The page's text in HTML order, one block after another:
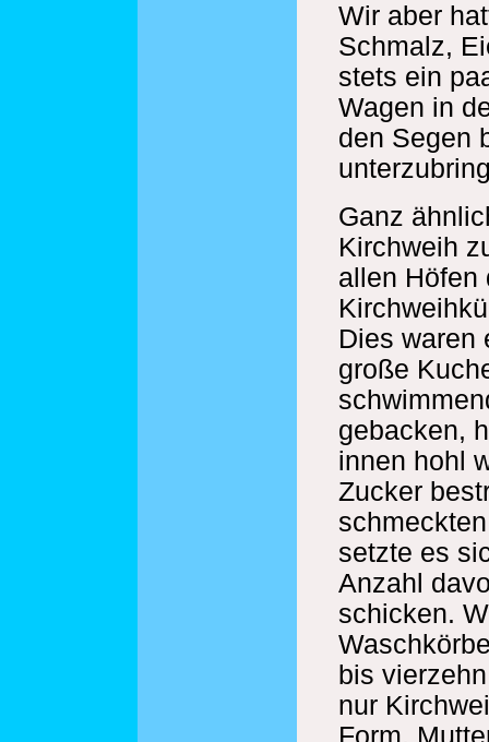
Wir aber
Schmalz,
stets ein
Wagen in
den Segen
Ganz
Kirchweih
allen Höfen
Dies waren
große
gebacken,
innen hohl
Zucker
setzte es
Anzahl
schicken.
bis
nur
Form.